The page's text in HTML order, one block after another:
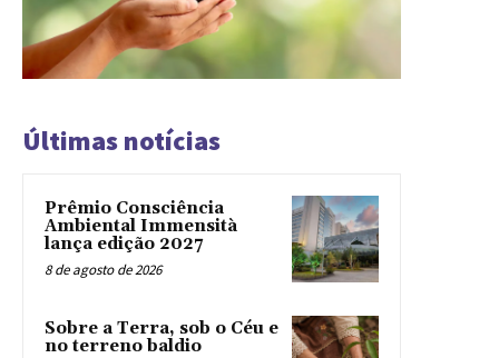
Últimas notícias
Prêmio Consciência
Ambiental Immensità
lança edição 2027
8 de agosto de 2026
Sobre a Terra, sob o Céu e
no terreno baldio